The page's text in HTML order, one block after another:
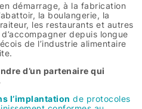
démarrage, à la fabrication
la boulangerie, la
les restaurants et autres
depuis longue
de l’industrie alimentaire
d’un partenaire qui
l’implantation de protocoles